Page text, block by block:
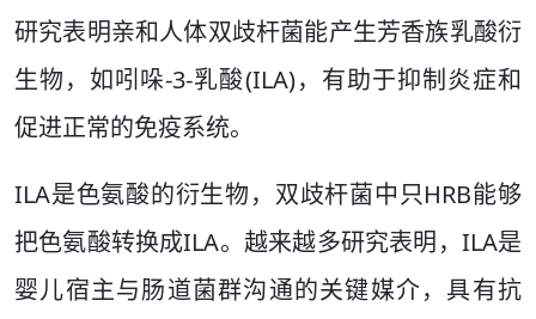
研究表明亲和人体双歧杆菌能产生芳香族乳酸衍
生物，如吲哚-3-乳酸(ILA)，有助于抑制炎症和
促进正常的免疫系统。
ILA是色氨酸的衍生物，双歧杆菌中只HRB能够
把色氨酸转换成ILA。越来越多研究表明，ILA是
婴儿宿主与肠道菌群沟通的关键媒介，具有抗